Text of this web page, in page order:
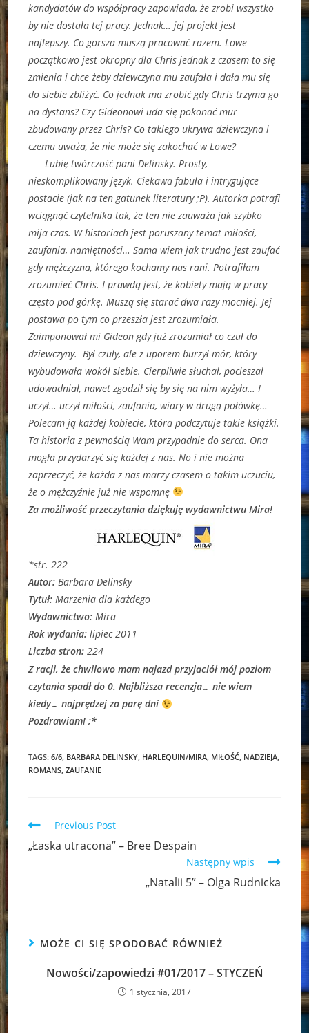
kandydatów do współpracy zapowiada, że zrobi wszystko
by nie dostała tej pracy. Jednak… jej projekt jest
najlepszy. Co gorsza muszą pracować razem. Lowe
początkowo jest okropny dla Chris jednak z czasem to się
zmienia i chce żeby dziewczyna mu zaufała i dała mu się
do siebie zbliżyć. Co jednak ma zrobić gdy Chris trzyma go
na dystans? Czy Gideonowi uda się pokonać mur
zbudowany przez Chris? Co takiego ukrywa dziewczyna i
czemu uważa, że nie może się zakochać w Lowe?
Lubię twórczość pani Delinsky. Prosty,
nieskomplikowany język. Ciekawa fabuła i intrygujące
postacie (jak na ten gatunek literatury ;P). Autorka potrafi
wciągnąć czytelnika tak, że ten nie zauważa jak szybko
mija czas. W historiach jest poruszany temat miłości,
zaufania, namiętności… Sama wiem jak trudno jest zaufać
gdy mężczyzna, którego kochamy nas rani. Potrafiłam
zrozumieć Chris. I prawdą jest, że kobiety mają w pracy
często pod górkę. Muszą się starać dwa razy mocniej. Jej
postawa po tym co przeszła jest zrozumiała.
Zaimponował mi Gideon gdy już zrozumiał co czuł do
dziewczyny. Był czuły, ale z uporem burzył mór, który
wybudowała wokół siebie. Cierpliwie słuchał, pocieszał
udowadniał, nawet zgodził się by się na nim wyżyła… I
uczył… uczył miłości, zaufania, wiary w drugą połówkę…
Polecam ją każdej kobiecie, która podczytuje takie książki.
Ta historia z pewnością Wam przypadnie do serca. Ona
mogła przydarzyć się każdej z nas. No i nie można
zaprzeczyć, że każda z nas marzy czasem o takim uczuciu,
że o mężczyźnie już nie wspomnę
Za możliwość przeczytania dziękuję wydawnictwu Mira!
*str. 222
Autor: Barbara Delinsky
Tytuł: Marzenia dla każdego
Wydawnictwo: Mira
Rok wydania:lipiec 2011
Liczba stron:224
Z racji, że chwilowo mam najazd przyjaciół mój poziom
czytania spadł do 0. Najbliższa recenzja… nie wiem
kiedy… najprędzej za parę dni
Pozdrawiam! ;*
TAGS:6/6, BARBARA DELINSKY, HARLEQUIN/MIRA, MIŁOŚĆ, NADZIEJA,
ROMANS, ZAUFANIE
Read
more
articles
Previous Post
„Łaska utracona” – Bree Despain
Następny wpis
„Natalii 5” – Olga Rudnicka
MOŻE CI SIĘ SPODOBAĆ RÓWNIEŻ
Nowości/zapowiedzi #01/2017 – STYCZEŃ
1 stycznia, 2017